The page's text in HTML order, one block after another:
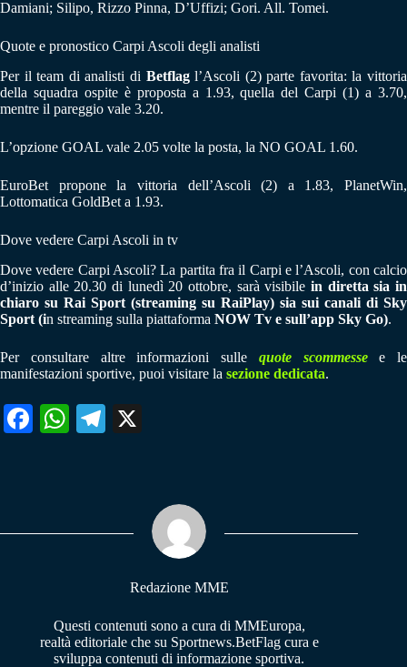
Damiani; Silipo, Rizzo Pinna, D’Uffizi; Gori. All. Tomei.
Quote e pronostico Carpi Ascoli degli analisti
Per il team di analisti di Betflagl’Ascoli (2) parte favorita: la vittoria
della squadra ospite è proposta a 1.93, quella del Carpi (1) a 3.70,
mentre il pareggio vale 3.20.
L’opzione GOAL vale 2.05 volte la posta, la NO GOAL 1.60.
EuroBet propone la vittoria dell’Ascoli (2) a 1.83, PlanetWin,
Lottomatica GoldBet a 1.93.
Dove vedere Carpi Ascoli in tv
Dove vedere Carpi Ascoli? La partita fra il Carpi e l’Ascoli, con calcio
d’inizio alle 20.30 di lunedì 20 ottobre, sarà visibile in diretta sia in
chiaro su Rai Sport (streaming su RaiPlay) sia sui canali di Sky
Sport (in streaming sulla piattaforma NOW Tv e sull’app Sky Go).
Per consultare altre informazioni sulle quote scommessee le
manifestazioni sportive, puoi visitare la sezione dedicata.
Fa W
pp
Te
m
Redazione MME
Questi contenuti sono a cura di MMEuropa,
realtà editoriale che su Sportnews.BetFlag cura e
sviluppa contenuti di informazione sportiva.